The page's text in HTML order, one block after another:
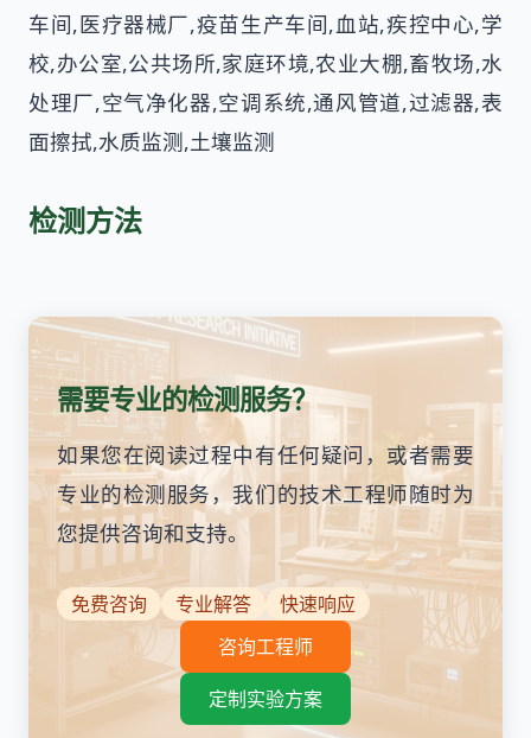
车间,医疗器械厂,疫苗生产车间,血站,疾控中心,学
校,办公室,公共场所,家庭环境,农业大棚,畜牧场,水
处理厂,空气净化器,空调系统,通风管道,过滤器,表
面擦拭,水质监测,土壤监测
检测方法
需要专业的检测服务？
如果您在阅读过程中有任何疑问，或者需要
专业的检测服务，我们的技术工程师随时为
您提供咨询和支持。
免费咨询 专业解答
快速响应
咨询工程师
定制实验方案